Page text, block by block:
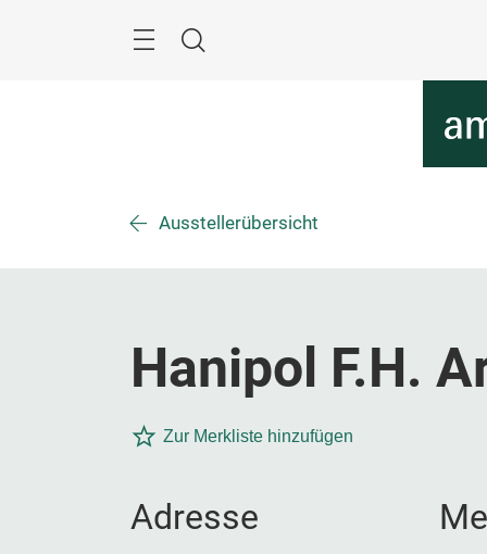
Suche
Ausstellerübersicht
Hanipol F.H.
Zur Merkliste hinzufügen
Adresse